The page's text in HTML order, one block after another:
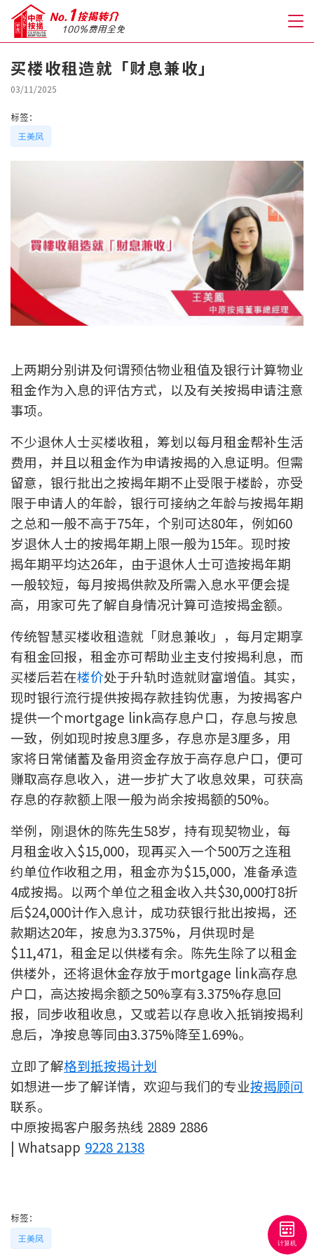
关于我们
格到至抵按揭
免费开户转介服务
私人贷款
优惠礼遇
中原按揭标签优惠
推荐齐齐友赏
按揭工具
按揭计算
转按计算
置业预算
供款年期计算
工商铺按揭计算
印花税计算
免费物业估价
下载中心
按揭全面睇
新闻/研究
按市新闻
统计数据库
按揭快趣智识
按揭智库
楼按专栏
按揭百科
实时银行资讯
装修·保险优惠
免费装修转介服务
保险资讯专栏
买楼收租造就「财息兼收」
03/11/2025
标签：
王美凤
上两期分别讲及何谓预估物业租值及银行计算物业
租金作为入息的评估方式，以及有关按揭申请注意
事项。
不少退休人士买楼收租，筹划以每月租金帮补生活
费用，并且以租金作为申请按揭的入息证明。但需
留意，银行批出之按揭年期不止受限于楼龄，亦受
限于申请人的年龄，银行可接纳之年龄与按揭年期
之总和一般不高于75年，个别可达80年，例如60
岁退休人士的按揭年期上限一般为15年。现时按
揭年期平均达26年，由于退休人士可造按揭年期
一般较短，每月按揭供款及所需入息水平便会提
高，用家可先了解自身情况计算可造按揭金额。
传统智慧买楼收租造就「财息兼收」，每月定期享
有租金回报，租金亦可帮助业主支付按揭利息，而
买楼后若在楼价处于升轨时造就财富增值。其实，
现时银行流行提供按揭存款挂钩优惠，为按揭客户
提供一个mortgage link高存息户口，存息与按息
一致，例如现时按息3厘多，存息亦是3厘多，用
家将日常储蓄及备用资金存放于高存息户口，便可
赚取高存息收入，进一步扩大了收息效果，可获高
存息的存款额上限一般为尚余按揭额的50%。
举例，刚退休的陈先生58岁，持有现契物业，每
月租金收入$15,000，现再买入一个500万之连租
约单位作收租之用，租金亦为$15,000，准备承造
4成按揭。以两个单位之租金收入共$30,000打8折
后$24,000计作入息计，成功获银行批出按揭，还
款期达20年，按息为3.375%，月供现时是
$11,471，租金足以供楼有余。陈先生除了以租金
供楼外，还将退休金存放于mortgage link高存息
户口，高达按揭余额之50%享有3.375%存息回
报，同步收租收息，又或若以存息收入抵销按揭利
息后，净按息等同由3.375%降至1.69%。
立即了解格到抵按揭计划
如想进一步了解详情，欢迎与我们的专业按揭顾问
联系。
中原按揭客户服务热线 2889 2886
| Whatsapp 9228 2138
标签：
王美凤